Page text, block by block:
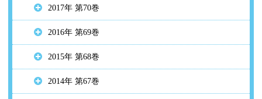
2017年 第70巻
2016年 第69巻
2015年 第68巻
2014年 第67巻